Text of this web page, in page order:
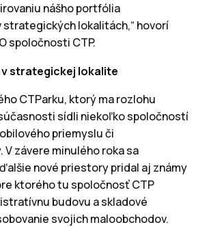
nášho portfólia
lokalitách,“ hovorí
spoločnosti CTP.
strategickej lokalite
CTParku, ktorý ma rozlohu
sídli niekoľko spoločností
priemyslu či
závere minulého roka sa
nové priestory pridal aj známy
ktorého tu spoločnosť CTP
budovu a skladové
svojich maloobchodov.